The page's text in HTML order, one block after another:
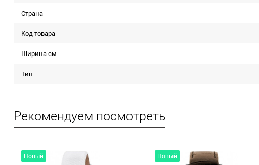
Страна
Код товара
Ширина см
Тип
Рекомендуем посмотреть
Новый Новый